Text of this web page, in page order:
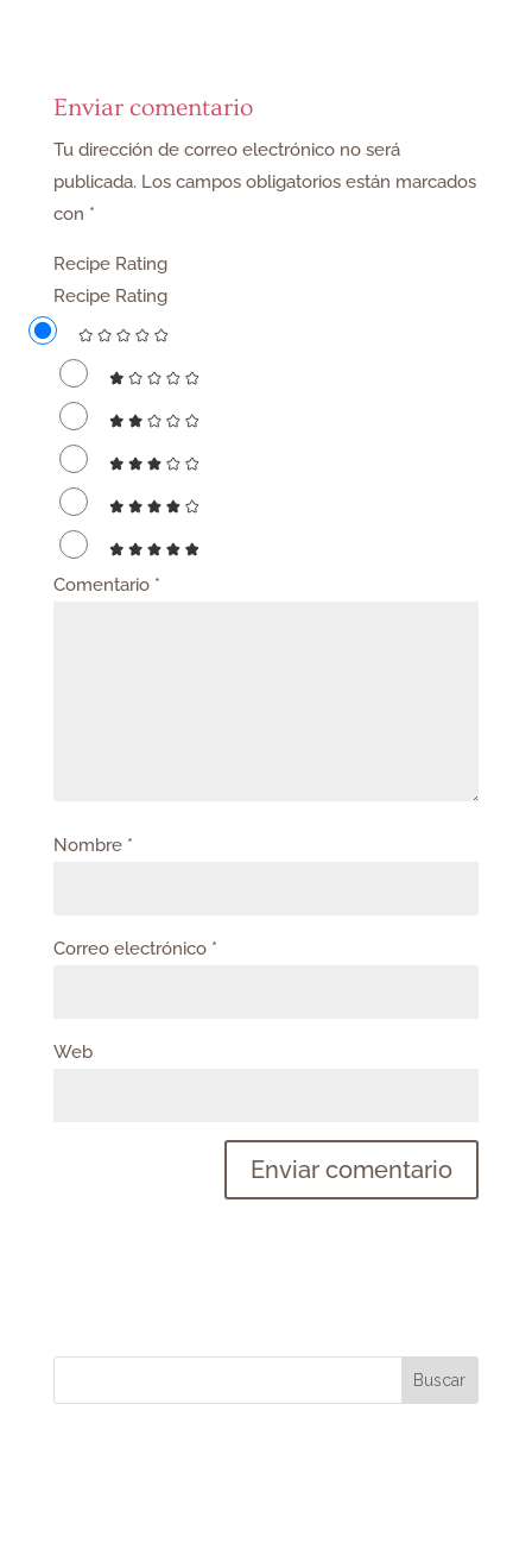
Enviar comentario
Tu dirección de correo electrónico no será
publicada. Los campos obligatorios están marcados
con *
Recipe Rating
Recipe Rating
Comentario *
Nombre *
Correo electrónico *
Web
Buscar